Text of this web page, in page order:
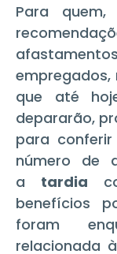
Para quem,
empregados,
que até
depararão,
para
número de
a tardia
benefícios
foram
relacionada